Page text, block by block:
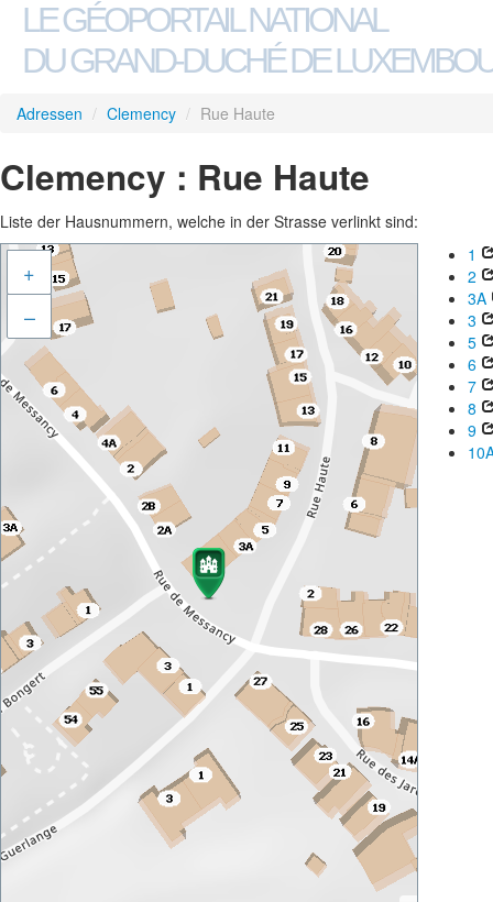
LE GÉOPORTAIL NATIONAL
DU GRAND-DUCHÉ DE
Adressen / Clemency / Rue Haute
Clemency : Rue Haute
Liste der Hausnummern, welche in der Strasse verlinkt sind:
+
–
1
2
3A
3
5
6
7
8
9